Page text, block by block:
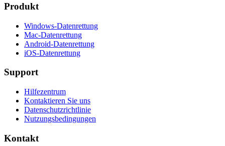
Produkt
Windows-Datenrettung
Mac-Datenrettung
Android-Datenrettung
iOS-Datenrettung
Support
Hilfezentrum
Kontaktieren Sie uns
Datenschutzrichtlinie
Nutzungsbedingungen
Kontakt